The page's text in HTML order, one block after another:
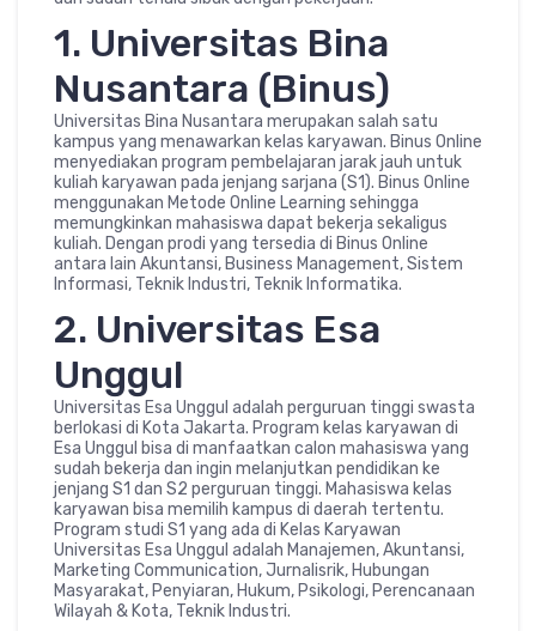
1. Universitas Bina
Nusantara (Binus)
Universitas Bina Nusantara merupakan salah satu
kampus yang menawarkan kelas karyawan. Binus Online
menyediakan program pembelajaran jarak jauh untuk
kuliah karyawan pada jenjang sarjana (S1). Binus Online
menggunakan Metode Online Learning sehingga
memungkinkan mahasiswa dapat bekerja sekaligus
kuliah. Dengan prodi yang tersedia di Binus Online
antara lain Akuntansi, Business Management, Sistem
Informasi, Teknik Industri, Teknik Informatika.
2. Universitas Esa
Unggul
Universitas Esa Unggul adalah perguruan tinggi swasta
berlokasi di Kota Jakarta. Program kelas karyawan di
Esa Unggul bisa di manfaatkan calon mahasiswa yang
sudah bekerja dan ingin melanjutkan pendidikan ke
jenjang S1 dan S2 perguruan tinggi. Mahasiswa kelas
karyawan bisa memilih kampus di daerah tertentu.
Program studi S1 yang ada di Kelas Karyawan
Universitas Esa Unggul adalah Manajemen, Akuntansi,
Marketing Communication, Jurnalisrik, Hubungan
Masyarakat, Penyiaran, Hukum, Psikologi, Perencanaan
Wilayah & Kota, Teknik Industri.